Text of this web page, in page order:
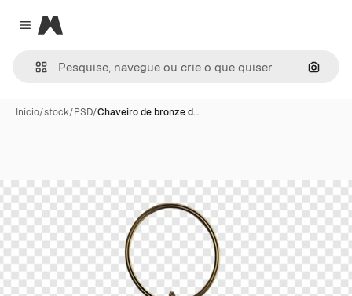
Close menu
Magnific
Início/stock/PSD/Chaveiro de bronze d…